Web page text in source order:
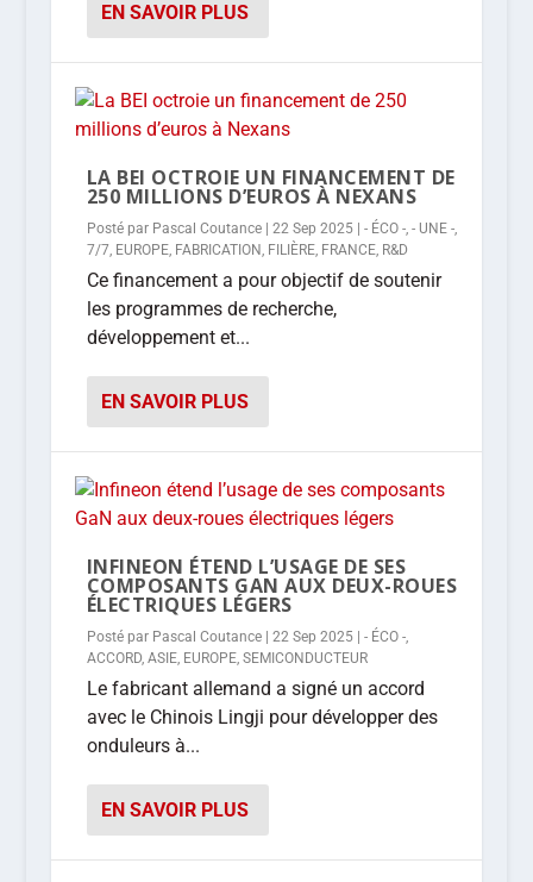
EN SAVOIR PLUS
LA BEI OCTROIE UN FINANCEMENT DE
250 MILLIONS D’EUROS À NEXANS
Posté par Pascal Coutance| 22 Sep 2025| - ÉCO -, - UNE -,
7/7, EUROPE, FABRICATION, FILIÈRE, FRANCE, R&D
Ce financement a pour objectif de soutenir
les programmes de recherche,
développement et...
EN SAVOIR PLUS
INFINEON ÉTEND L’USAGE DE SES
COMPOSANTS GAN AUX DEUX-ROUES
ÉLECTRIQUES LÉGERS
Posté par Pascal Coutance| 22 Sep 2025| - ÉCO -,
ACCORD, ASIE, EUROPE, SEMICONDUCTEUR
Le fabricant allemand a signé un accord
avec le Chinois Lingji pour développer des
onduleurs à...
EN SAVOIR PLUS